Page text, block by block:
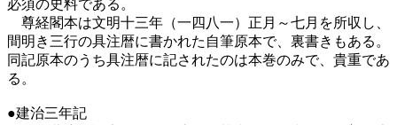
必須の史料である。
尊経閣本は文明十三年（一四八一）正月～七月を所収し、
間明き三行の具注暦に書かれた自筆原本で、裏書きもある。
同記原本のうち具注暦に記されたのは本巻のみで、貴重であ
る。
●建治三年記